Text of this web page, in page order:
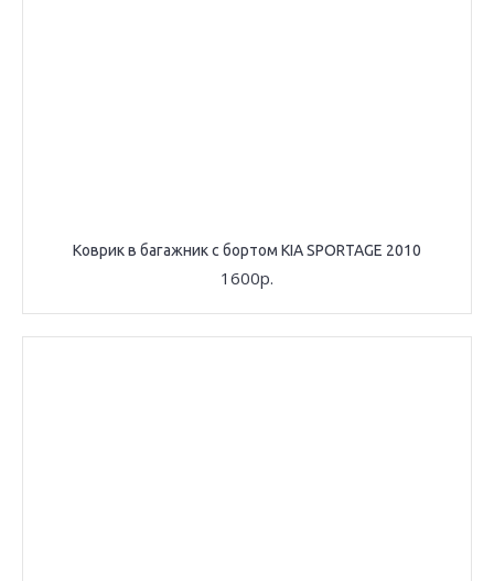
Коврик в багажник с бортом KIA SPORTAGE 2010
1600р.